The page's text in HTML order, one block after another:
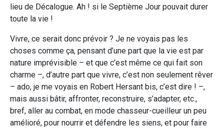
lieu de Décalogue. Ah ! si le Septième Jour pouvait durer
toute la vie !
Vivre, ce serait donc prévoir ? Je ne voyais pas les
choses comme ça, pensant d’une part que la vie est par
nature imprévisible – et que c’est même ce qui fait son
charme –, d’autre part que vivre, c’est non seulement rêver
– ado, je me voyais en Robert Hersant bis, c’est dire ! –,
mais aussi bâtir, affronter, reconstruire, s’adapter, etc.,
bref, aller au combat, en mode chasseur-cueilleur un peu
amélioré, pour nourrir et défendre les siens, et pour faire